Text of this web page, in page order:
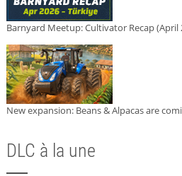
Barnyard Meetup: Cultivator Recap (April
New expansion: Beans & Alpacas are
DLC à la une